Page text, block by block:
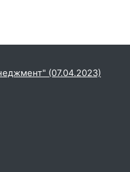
(07.04.2023)